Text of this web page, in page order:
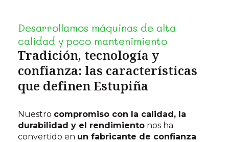
Desarrollamos máquinas de alta
calidad y poco mantenimiento
Tradición, tecnología y
confianza: las características
que definen Estupiña
Nuestro compromiso con la calidad, la
durabilidad y el rendimiento nos ha
convertido en un fabricante de confianza